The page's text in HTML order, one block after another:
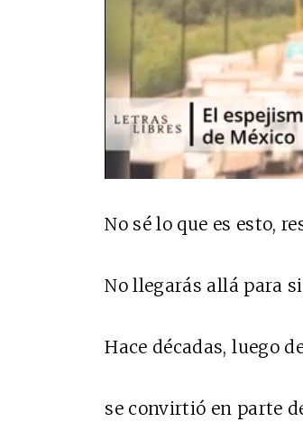
No sé lo que es esto,
No llegarás allá para
Hace décadas, luego
se convirtió en parte